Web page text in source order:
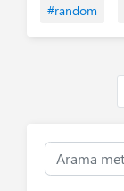
#random